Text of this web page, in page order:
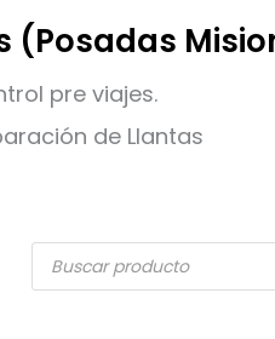
(Posadas
pre viajes.
de Llantas
Búsqueda
de
productos